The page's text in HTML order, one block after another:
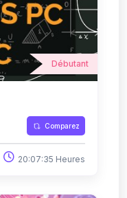
Débutant
Comparez
20:07:35 Heures